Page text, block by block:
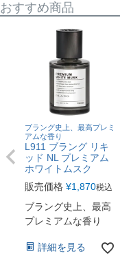
おすすめ商品
ブラング史上、最高プレミ
アムな香り
L911 ブラング リキ
ッド NL プレミアム
ホワイトムスク
販売価格 ¥1,870税込
ブラング史上、最高
プレミアムな香り
詳細を見る